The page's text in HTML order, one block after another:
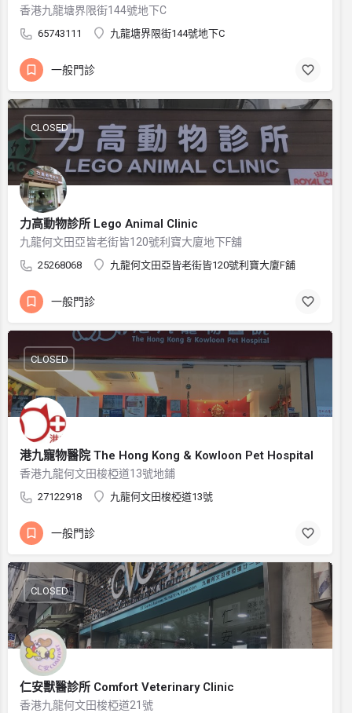
香港九龍塘界限街144號地下C
65743111 九龍塘界限街144號地下C
一般門診
力高動物診所 Lego Animal Clinic
九龍何文田亞皆老街皆120號利寶大廈地下F舖
25268068 九龍何文田亞皆老街皆120號利寶大廈F舖
CLOSED
一般門診
港九寵物醫院 The Hong Kong & Kowloon Pet Hospital
香港九龍何文田梭椏道13號地鋪
27122918 九龍何文田梭椏道13號
CLOSED
一般門診
仁安獸醫診所 Comfort Veterinary Clinic
香港九龍何文田梭椏道21號
CLOSED